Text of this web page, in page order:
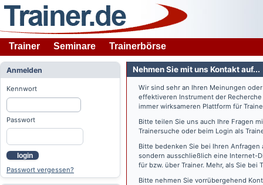
Trainer Seminare Trainerbörse
Anmelden
Kennwort
Passwort
login
Passwort vergessen?
Nehmen Sie mit uns Kontakt auf...
Wir sind sehr an Ihren Meinungen
effektiveren Instrument der
immer wirksameren Plattform für
Bitte teilen Sie uns auch Ihre Fragen
Trainersuche oder beim Login als
Bitte bedenken Sie bei Ihren
sondern ausschließlich eine Internet-
für bzw. über Trainer. Mehr, als Sie bei
Bitte nehmen Sie vorrübergehend